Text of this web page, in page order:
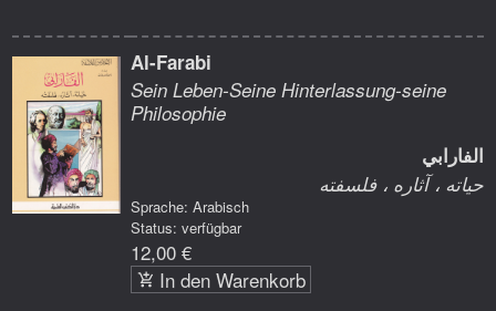
Al-Farabi
Sein Leben-Seine Hinterlassung-seine
Philosophie
الفارابي
حياته ، آثاره ، فلسفته
Sprache: Arabisch
Status: verfügbar
12,00 €
In den Warenkorb